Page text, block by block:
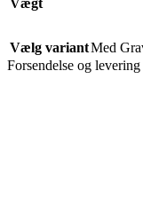
Vægt
Vælg variantMed
Forsendelse og levering